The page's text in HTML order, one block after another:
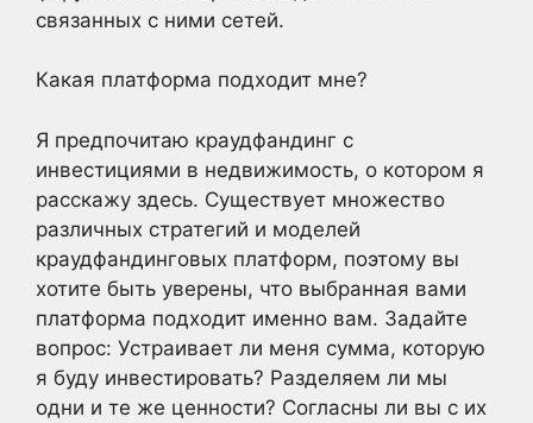
связанных с ними сетей.
Какая платформа подходит мне?
Я предпочитаю краудфандинг с
инвестициями в недвижимость, о котором я
расскажу здесь. Существует множество
различных стратегий и моделей
краудфандинговых платформ, поэтому вы
хотите быть уверены, что выбранная вами
платформа подходит именно вам. Задайте
вопрос: Устраивает ли меня сумма, которую
я буду инвестировать? Разделяем ли мы
одни и те же ценности? Согласны ли вы с их